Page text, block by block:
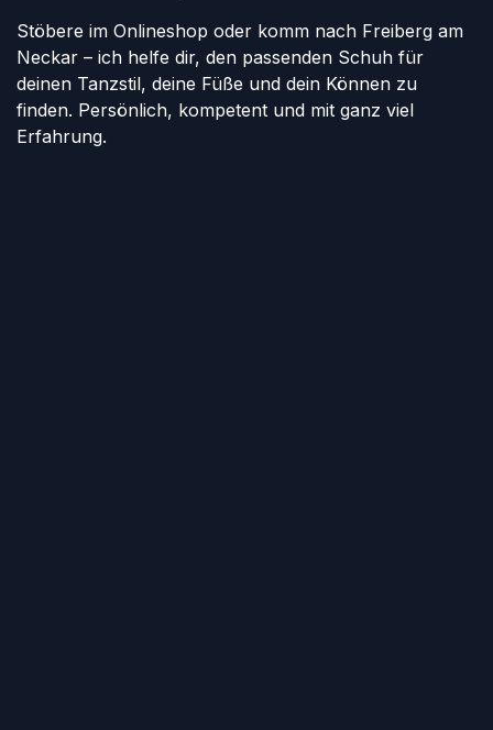
Stöbere im Onlineshop oder komm nach Freiberg am
Neckar – ich helfe dir, den passenden Schuh für
deinen Tanzstil, deine Füße und dein Können zu
finden. Persönlich, kompetent und mit ganz viel
Erfahrung.